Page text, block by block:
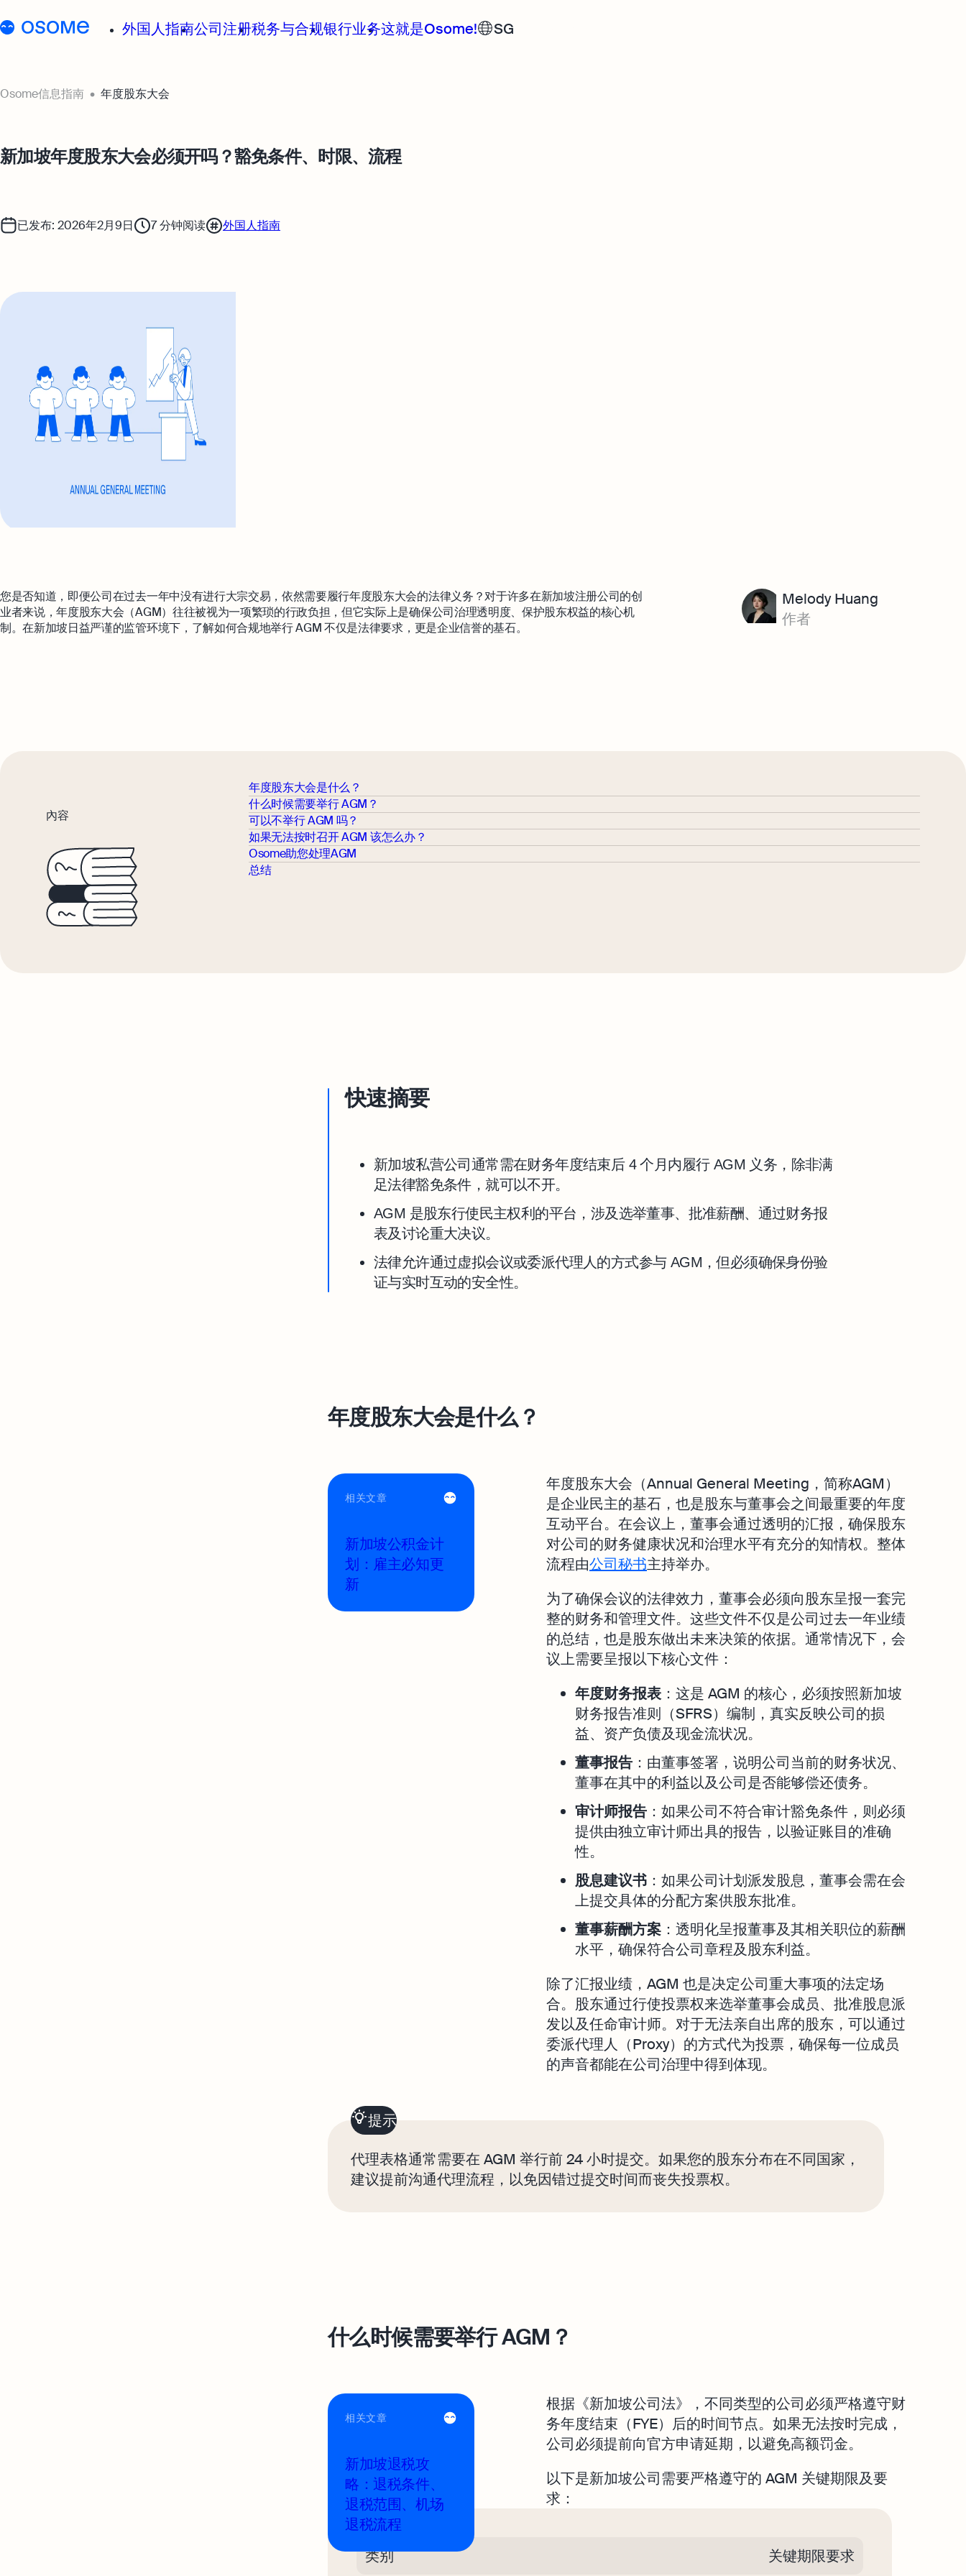
外国人指南公司注册税务与合规银行业务这就是Osome! SG
Osome信息指南 年度股东大会
新加坡年度股东大会必须开吗？豁免条件、时限、流程
已发布: 2026年2月9日 7分钟阅读 外国人指南
Melody Huang
作者
您是否知道，即便公司在过去一年中没有进行大宗交易，依然需要履行年度股东大会的法律义务？对于许多在新加坡注册公司的创
业者来说，年度股东大会（AGM）往往被视为一项繁琐的行政负担，但它实际上是确保公司治理透明度、保护股东权益的核心机
制。在新加坡日益严谨的监管环境下，了解如何合规地举行 AGM 不仅是法律要求，更是企业信誉的基石。
內容
年度股东大会是什么？
什么时候需要举行 AGM？
可以不举行 AGM 吗？
如果无法按时召开 AGM 该怎么办？
Osome助您处理AGM
总结
快速摘要
新加坡私营公司通常需在财务年度结束后 4 个月内履行 AGM 义务，除非满
足法律豁免条件，就可以不开。
AGM 是股东行使民主权利的平台，涉及选举董事、批准薪酬、通过财务报
表及讨论重大决议。
法律允许通过虚拟会议或委派代理人的方式参与 AGM，但必须确保身份验
证与实时互动的安全性。
年度股东大会是什么？
年度股东大会（Annual General Meeting，简称AGM）
是企业民主的基石，也是股东与董事会之间最重要的年度
互动平台。在会议上，董事会通过透明的汇报，确保股东
对公司的财务健康状况和治理水平有充分的知情权。整体
流程由公司秘书主持举办。
为了确保会议的法律效力，董事会必须向股东呈报一套完
整的财务和管理文件。这些文件不仅是公司过去一年业绩
的总结，也是股东做出未来决策的依据。通常情况下，会
议上需要呈报以下核心文件：
年度财务报表 ：这是 AGM 的核心，必须按照新加坡
财务报告准则（SFRS）编制，真实反映公司的损
益、资产负债及现金流状况。
董事报告 ：由董事签署，说明公司当前的财务状况、
董事在其中的利益以及公司是否能够偿还债务。
审计师报告 ：如果公司不符合审计豁免条件，则必须
提供由独立审计师出具的报告，以验证账目的准确
性。
股息建议书 ：如果公司计划派发股息，董事会需在会
上提交具体的分配方案供股东批准。
董事薪酬方案 ：透明化呈报董事及其相关职位的薪酬
水平，确保符合公司章程及股东利益。
除了汇报业绩，AGM 也是决定公司重大事项的法定场
合。股东通过行使投票权来选举董事会成员、批准股息派
发以及任命审计师。对于无法亲自出席的股东，可以通过
委派代理人（Proxy）的方式代为投票，确保每一位成员
的声音都能在公司治理中得到体现。
相关文章
新加坡公积金计
划：雇主必知更
新
提示
代理表格通常需要在 AGM 举行前 24 小时提交。如果您的股东分布在不同国家，
建议提前沟通代理流程，以免因错过提交时间而丧失投票权。
什么时候需要举行 AGM？
根据《新加坡公司法》，不同类型的公司必须严格遵守财
务年度结束（FYE）后的时间节点。如果无法按时完成，
公司必须提前向官方申请延期，以避免高额罚金。
以下是新加坡公司需要严格遵守的 AGM 关键期限及要
求：
相关文章
新加坡退税攻
略：退税条件、
退税范围、机场
退税流程
类别
关键期限要求